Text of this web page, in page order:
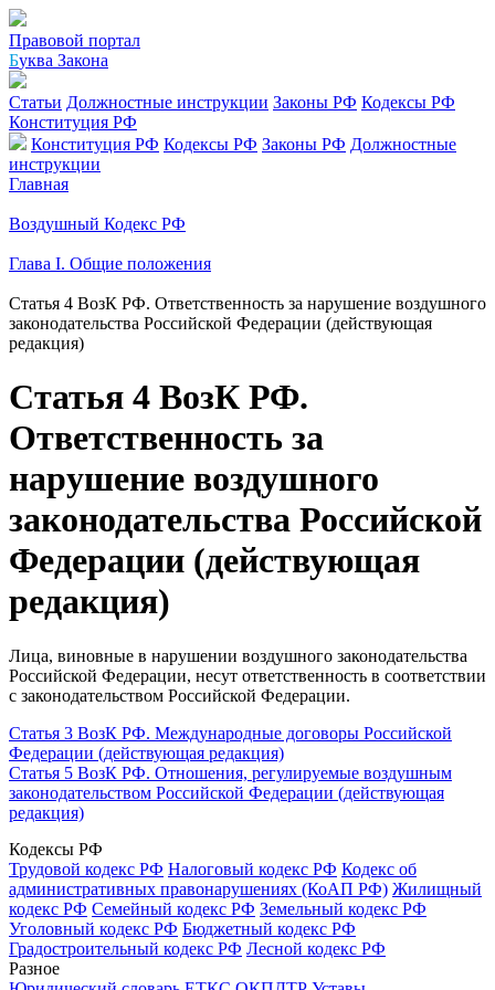
Правовой портал
Буква Закона
Статьи Должностные инструкции Законы РФ Кодексы РФ
Конституция РФ
Конституция РФ Кодексы РФ Законы РФ Должностные
инструкции
Главная
Воздушный Кодекс РФ
Глава I. Общие положения
Статья 4 ВозК РФ. Ответственность за нарушение воздушного
законодательства Российской Федерации (действующая
редакция)
Статья 4 ВозК РФ.
Ответственность за
нарушение воздушного
законодательства Российской
Федерации (действующая
редакция)
Лица, виновные в нарушении воздушного законодательства
Российской Федерации, несут ответственность в соответствии
с законодательством Российской Федерации.
Статья 3 ВозК РФ. Международные договоры Российской
Федерации (действующая редакция)
Статья 5 ВозК РФ. Отношения, регулируемые воздушным
законодательством Российской Федерации (действующая
редакция)
Кодексы РФ
Трудовой кодекс РФ Налоговый кодекс РФ Кодекс об
административных правонарушениях (КоАП РФ) Жилищный
кодекс РФ Семейный кодекс РФ Земельный кодекс РФ
Уголовный кодекс РФ Бюджетный кодекс РФ
Градостроительный кодекс РФ Лесной кодекс РФ
Разное